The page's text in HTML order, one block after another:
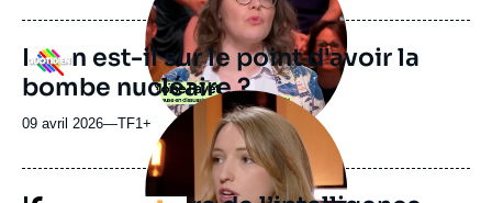
journal,
revue
ou
émission
Logo
L'Iran est-il sur le point d'avoir la
bombe nucléaire ?
09 avril 2026—Nom
journal,
revue
TF1+
Image
principale
médiatique